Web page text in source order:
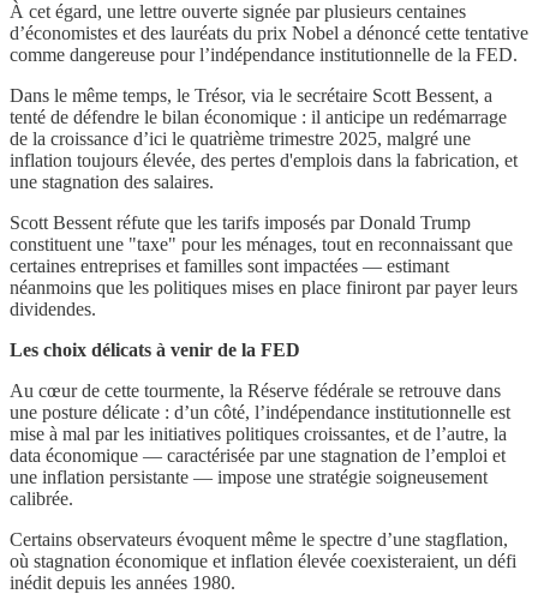
À cet égard, une lettre ouverte signée par plusieurs centaines
d’économistes et des lauréats du prix Nobel a dénoncé cette tentative
comme dangereuse pour l’indépendance institutionnelle de la FED.
Dans le même temps, le Trésor, via le secrétaire Scott Bessent, a
tenté de défendre le bilan économique : il anticipe un redémarrage
de la croissance d’ici le quatrième trimestre 2025, malgré une
inflation toujours élevée, des pertes d'emplois dans la fabrication, et
une stagnation des salaires.
Scott Bessent réfute que les tarifs imposés par Donald Trump
constituent une "taxe" pour les ménages, tout en reconnaissant que
certaines entreprises et familles sont impactées — estimant
néanmoins que les politiques mises en place finiront par payer leurs
dividendes.
Les choix délicats à venir de la FED
Au cœur de cette tourmente, la Réserve fédérale se retrouve dans
une posture délicate : d’un côté, l’indépendance institutionnelle est
mise à mal par les initiatives politiques croissantes, et de l’autre, la
data économique — caractérisée par une stagnation de l’emploi et
une inflation persistante — impose une stratégie soigneusement
calibrée.
Certains observateurs évoquent même le spectre d’une stagflation,
où stagnation économique et inflation élevée coexisteraient, un défi
inédit depuis les années 1980.